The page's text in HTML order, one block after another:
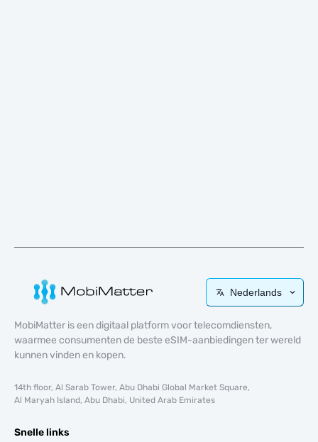
Nederlands
MobiMatter is een digitaal platform voor telecomdiensten,
waarmee consumenten de beste eSIM-aanbiedingen ter wereld
kunnen vinden en kopen.
14th floor, Al Sarab Tower, Abu Dhabi Global Market Square,
Al Maryah Island, Abu Dhabi, United Arab Emirates
Snelle links